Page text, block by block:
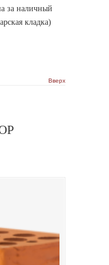
за наличный
кладка)
Вверх